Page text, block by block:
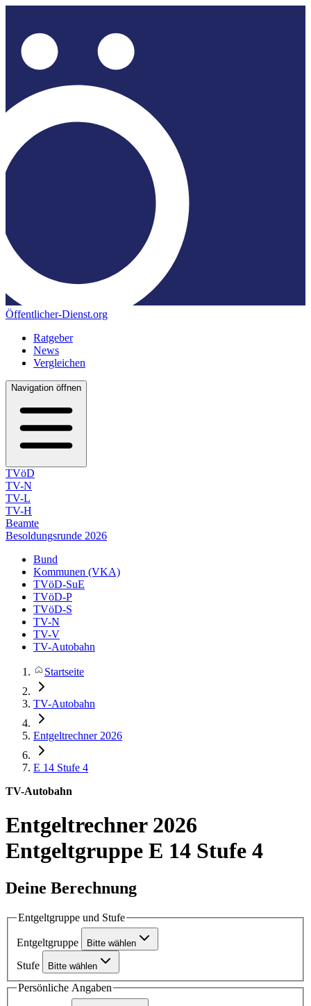
Öffentlicher-Dienst.org
Ratgeber
News
Vergleichen
Navigation öffnen
TVöD
TV-N
TV-L
TV-H
Beamte
Besoldungsrunde 2026
Bund
Kommunen (VKA)
TVöD-SuE
TVöD-P
TVöD-S
TV-N
TV-V
TV-Autobahn
Startseite
TV-Autobahn
Entgeltrechner 2026
E 14 Stufe 4
TV-Autobahn
Entgeltrechner 2026
Entgeltgruppe E 14 Stufe 4
Deine Berechnung
Entgeltgruppe und Stufe
Entgeltgruppe Bitte wählen
Stufe Bitte wählen
Persönliche Angaben